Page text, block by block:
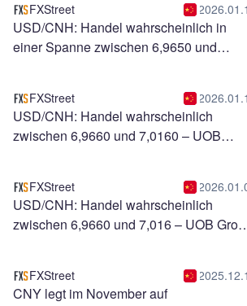
FXStreet
USD/CNH: Handel wahrscheinlich in
einer Spanne zwischen 6,9650 und
FXStreet
USD/CNH: Handel wahrscheinlich
zwischen 6,9660 und 7,0160 – UOB
FXStreet
USD/CNH: Handel wahrscheinlich
zwischen 6,9660 und 7,016 – UOB
FXStreet
CNY legt im November auf